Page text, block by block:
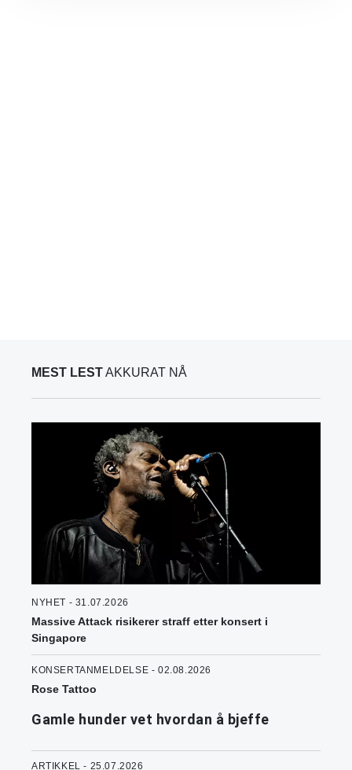
MEST LESTAKKURAT NÅ
NYHET - 31.07.2026
Massive Attack risikerer straff etter konsert i
Singapore
KONSERTANMELDELSE - 02.08.2026
Rose Tattoo
Gamle hunder vet hvordan å bjeffe
ARTIKKEL - 25.07.2026